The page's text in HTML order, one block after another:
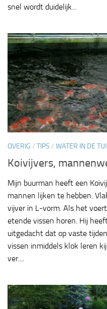
snel wordt duidelijk...
OVERIG / TIPS / WATER IN DE
Koivijvers,
Mijn buurman heeft een
mannen lijken te hebben.
vijver in L-vorm. Als het
etende vissen horen. Hij
uitgedacht dat op vaste
vissen inmiddels klok leren
ver....